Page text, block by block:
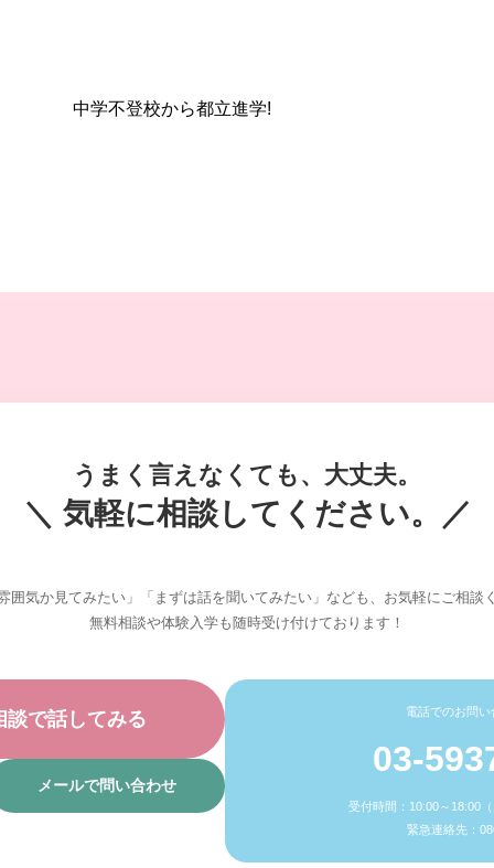
中学不登校から都立進学!
うまく言えなくても、大丈夫。
＼ 気軽に相談してください。／
囲気か見てみたい」「まずは話を聞いてみたい」なども、お気軽にご相談く
無料相談や体験入学も随時受け付けております！
談で話してみる
メールで問い合わせ
電話でのお問い
03-
受付時間：10:00～18:00
緊急連絡先：